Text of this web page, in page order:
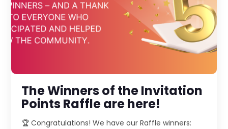
The Winners of the Invitation
Points Raffle are here!
🏆 Congratulations! We have our Raffle winners: